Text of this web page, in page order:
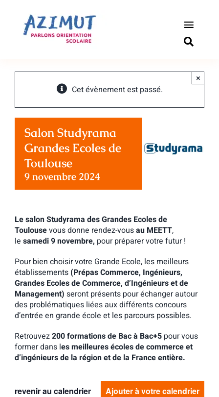
contenu
Toggle
Outils
Cet évènement est passé.
×
Salon Studyrama
Grandes Ecoles de
Toulouse
9 novembre 2024
Le salon Studyrama des Grandes Ecoles de
Toulousevous donne rendez-vousau MEETT,
le samedi 9 novembre, pour préparer votre futur !
Pour bien choisir votre Grande Ecole, les meilleurs
établissements (Prépas Commerce, Ingénieurs,
Grandes Ecoles de Commerce, d’Ingénieurs et de
Management) seront présents pour échanger autour
des problématiques liées aux différents concours
d’entrée en grande école et les parcours possibles.
Retrouvez200 formations de Bac à Bac+5 pour vous
former dans les meilleures écoles de commerce et
d’ingénieurs de la région et de la France entière.
revenir au calendrier Ajouter à votre calendrier